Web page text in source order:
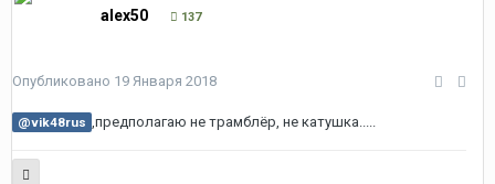
alex50 137
Опубликовано 19 Января 2018
@vik48rus ,предполагаю не трамблёр, не катушка.....